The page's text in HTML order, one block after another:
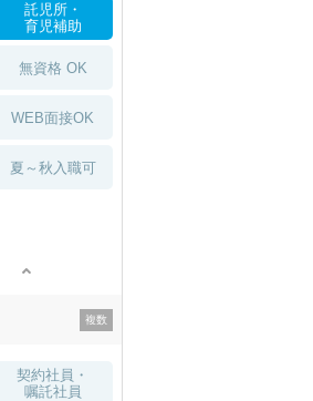
託児所・
育児補助
無資格 OK
WEB面接OK
夏～秋入職可
契約社員・
嘱託社員